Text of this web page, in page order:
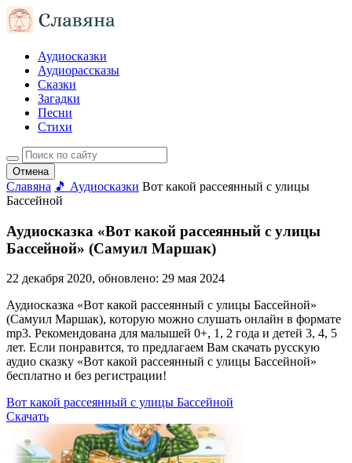
Аудиосказки
Аудиорассказы
Сказки
Загадки
Песни
Стихи
Отмена
Славяна 🎵 Аудиосказки Вот какой рассеянный с улицы
Бассейной
Аудиосказка «Вот какой рассеянный с улицы
Бассейной» (Самуил Маршак)
22 декабря 2020, обновлено: 29 мая 2024
Аудиосказка «Вот какой рассеянный с улицы Бассейной»
(Самуил Маршак), которую можно слушать онлайн в формате
mp3. Рекомендована для малышей 0+, 1, 2 года и детей 3, 4, 5
лет. Если понравится, то предлагаем Вам скачать русскую
аудио сказку «Вот какой рассеянный с улицы Бассейной»
бесплатно и без регистрации!
Вот какой рассеянный с улицы Бассейной
Скачать